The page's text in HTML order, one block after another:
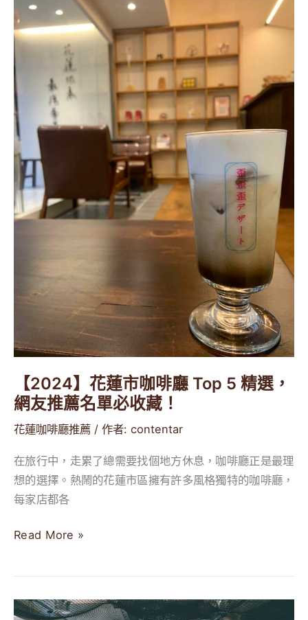
間
私
藏
好
店
分
享
【2024】花蓮市咖啡廳 Top 5 精選，
網友推薦名單必收藏！
花蓮咖啡廳推薦 / 作者: contentar
在旅行中，走累了總需要找個地方休息，咖啡廳正是最理
想的選擇。熱鬧的花蓮市區擁有許多風格獨特的咖啡廳，
每家店都各
花
蓮
市
咖
啡
廳
Top
5
精
選，
網
友
單
藏！
Read More »
【2024】